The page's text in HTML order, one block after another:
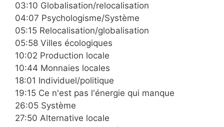
03:10 Globalisation/relocalisation
04:07 Psychologisme/Système
05:15 Relocalisation/globalisation
05:58 Villes écologiques
10:02 Production locale
10:44 Monnaies locales
18:01 Individuel/politique
19:15 Ce n'est pas l'énergie qui manque
26:05 Système
27:50 Alternative locale